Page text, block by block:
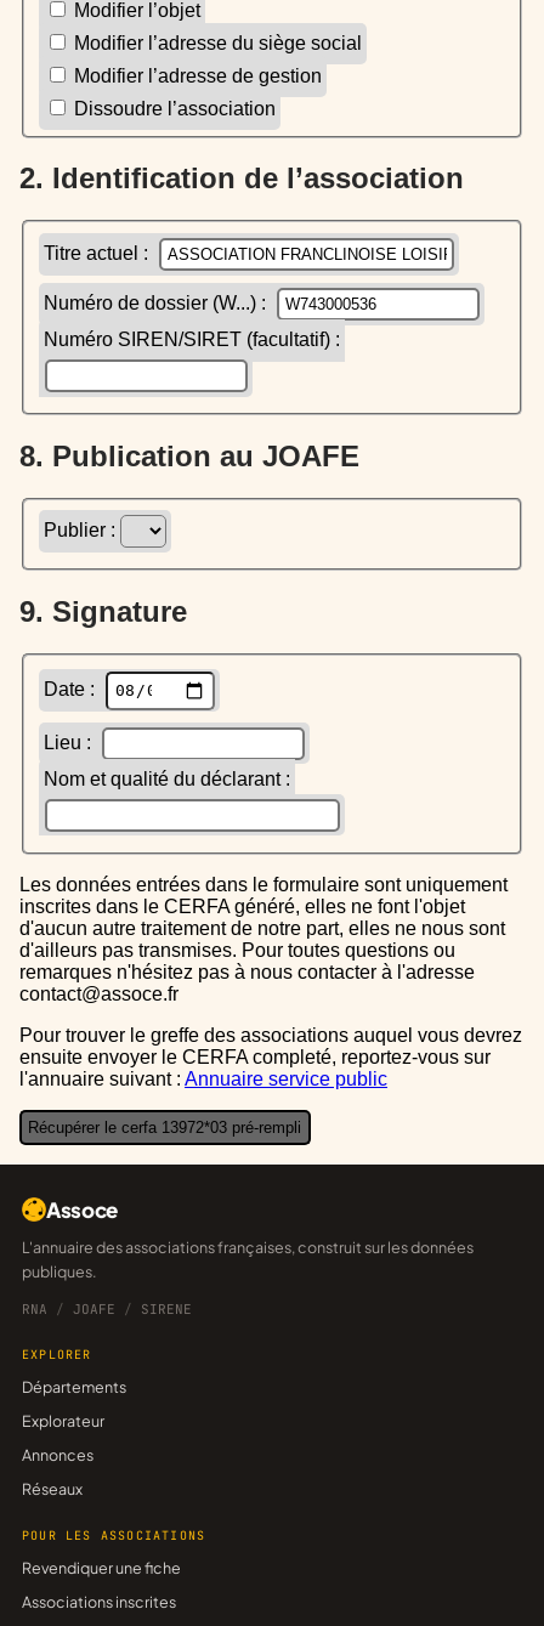
Modifier l’objet
Modifier l’adresse du siège social
Modifier l’adresse de gestion
Dissoudre l’association
2. Identification de l’association
Titre actuel :
Numéro de dossier (W...) :
Numéro SIREN/SIRET (facultatif) :
8. Publication au JOAFE
Publier :
9. Signature
Date :
Lieu :
Nom et qualité du déclarant :
Les données entrées dans le formulaire sont uniquement
inscrites dans le CERFA généré, elles ne font l'objet
d'aucun autre traitement de notre part, elles ne nous sont
d'ailleurs pas transmises. Pour toutes questions ou
remarques n'hésitez pas à nous contacter à l'adresse
contact@assoce.fr
Pour trouver le greffe des associations auquel vous devrez
ensuite envoyer le CERFA completé, reportez-vous sur
l'annuaire suivant : Annuaire service public
Récupérer le cerfa 13972*03 pré-rempli
Assoce
L'annuaire des associations françaises, construit sur les données
publiques.
RNA / JOAFE / SIRENE
EXPLORER
Départements
Explorateur
Annonces
Réseaux
POUR LES ASSOCIATIONS
Revendiquer une fiche
Associations inscrites